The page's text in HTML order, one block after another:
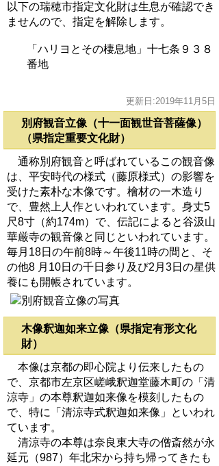
以下の瑞穂市指定文化財は生息が確認でき
ませんので、指定を解除します。
「ハリヨとその棲息地」十七条９３８
番地
更新日:2019年11月5日
別府観音立像（十一面観世音菩薩像）
（県指定重要文化財）
通称別府観音と呼ばれているこの観音像
は、平安時代の様式（藤原様式）の影響を
受けた素朴な木像です。檜材の一木造り
で、豊然上人作といわれています。身丈5
尺8寸（約174m）で、伝記によると谷汲山
華厳寺の観音像と同じといわれています。
毎月18日の午前8時～午後11時の間と、そ
の他8 月10日の千日参り及び2月3日の星供
養にも開帳されています。
木像釈迦如来立像（県指定有形文化
財）
本像は京都の即心院より伝来したもの
で、京都市左京区嵯峨釈迦堂藤木町の「清
涼寺」の本尊釈迦如来像を模刻したもの
で、特に「清涼寺式釈迦如来像」といわれ
ています。
清涼寺の本尊は奈良東大寺の僧斎然が永
延元（987）年北宋から持ち帰ってきたも